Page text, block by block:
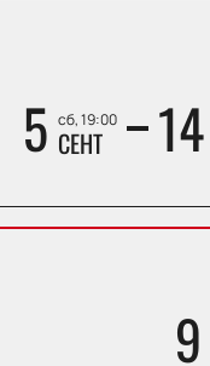
5 сб, 19:00
СЕНТ 14
9